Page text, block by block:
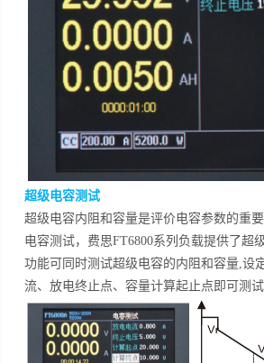
超级电容测试
超级电容内阻和容量是评价电容参数的重
电容测试，费思FT6800系列负载提供了超
功能可同时测试超级电容的内阻和容量,设
流、放电终止点、容量计算起止点即可测试